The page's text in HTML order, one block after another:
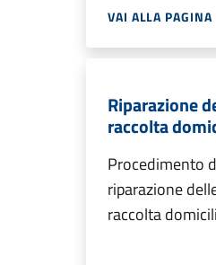
VAI ALLA PAGINA
Riparazione
raccolta
Procedimento
riparazione
raccolta